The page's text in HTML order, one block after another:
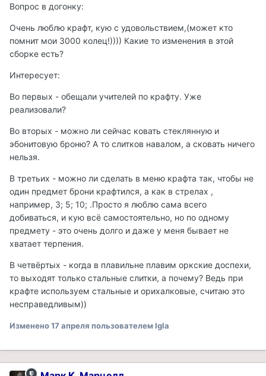
Вопрос в догонку:
Очень люблю крафт, кую с удовольствием,(может кто
помнит мои 3000 колец!)))) Какие то изменения в этой
сборке есть?
Интересует:
Во первых - обещали учителей по крафту. Уже
реализовали?
Во вторых - можно ли сейчас ковать стеклянную и
эбонитовую броню? А то слитков навалом, а сковать ничего
нельзя.
В третьих - можно ли сделать в меню крафта так, чтобы не
один предмет брони крафтился, а как в стрелах ,
например, 3; 5; 10; .Просто я люблю сама всего
добиваться, и кую всё самостоятельно, но по одному
предмету - это очень долго и даже у меня бывает не
хватает терпения.
В четвёртых - когда в плавильне плавим оркские доспехи,
то выходят только стальные слитки, а почему? Ведь при
крафте используем стальные и орихалковые, считаю это
несправедливым))
Изменено17 апреля пользователем Igla